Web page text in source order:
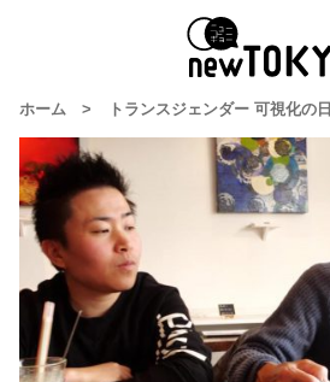
ホーム > トランスジェンダー 可視化の日